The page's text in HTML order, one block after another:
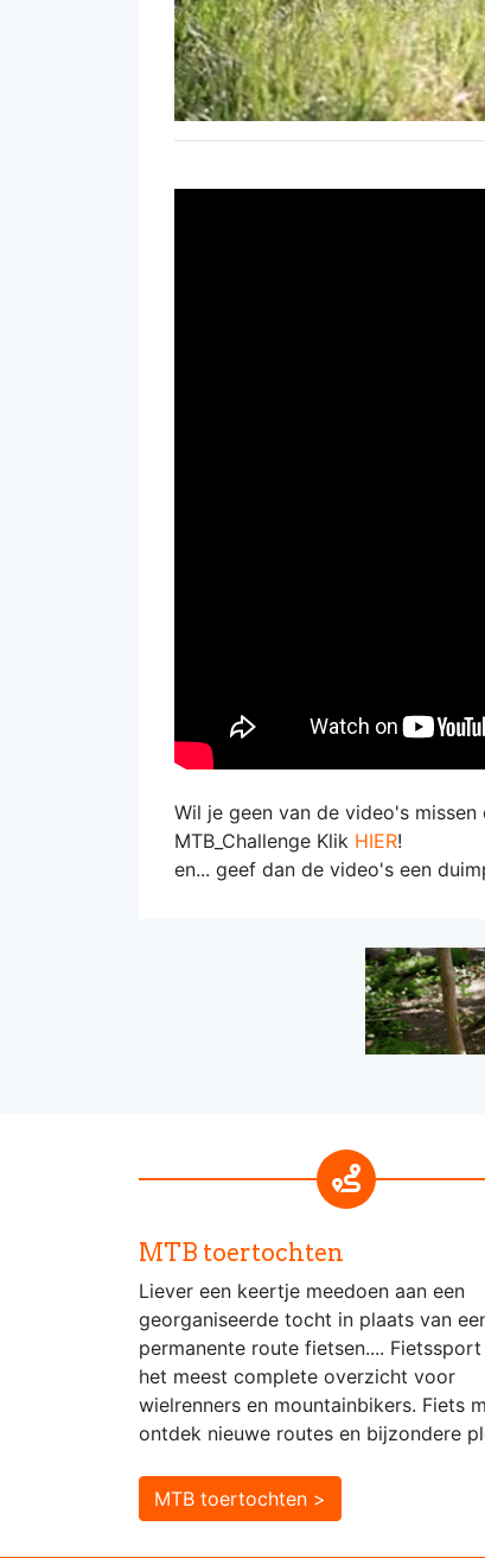
Wil je geen van de video's
MTB_Challenge Klik HIER!
en... geef dan de video's een
MTB toertochten
Liever een keertje meedoen aan een
georganiseerde tocht in plaats van
permanente route fietsen....
het meest complete overzicht voor
wielrenners en mountainbikers. Fiets
ontdek nieuwe routes en bijzondere
MTB toertochten >